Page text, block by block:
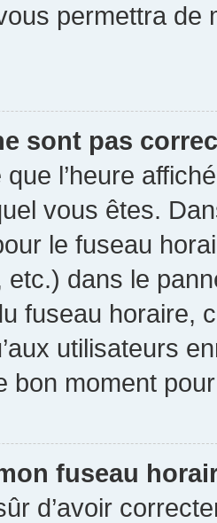
permettra de
sont pas
l’heure
vous êtes.
le fuseau
etc.) dans le
fuseau horaire,
utilisateurs
bon moment
fuseau
d’avoir